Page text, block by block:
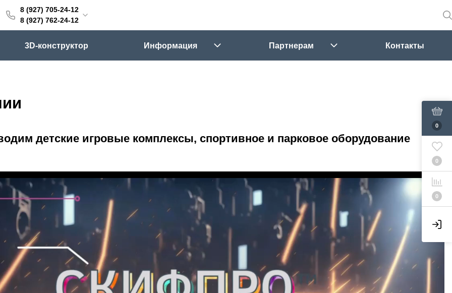
8 (927) 705-24-12
8 (927) 762-24-12
24-12
24-12
прайс-листа
3D-конструктор Информация Партнерам Контакты
0
0
0
детские игровые комплексы, спортивное и парковое оборудование